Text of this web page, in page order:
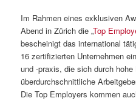
Im Rahmen eines exklusiven
Abend in Zürich die „Top
bescheinigt das international
16 zertifizierten Unternehmen
und -praxis, die sich durch
überdurchschnittliche
Die Top Employers kommen